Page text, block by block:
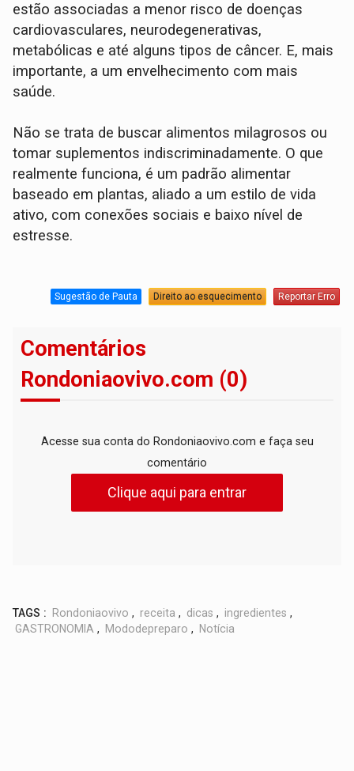
estão associadas a menor risco de doenças
cardiovasculares, neurodegenerativas,
metabólicas e até alguns tipos de câncer. E, mais
importante, a um envelhecimento com mais
saúde.
Não se trata de buscar alimentos milagrosos ou
tomar suplementos indiscriminadamente. O que
realmente funciona, é um padrão alimentar
baseado em plantas, aliado a um estilo de vida
ativo, com conexões sociais e baixo nível de
estresse.
Sugestão de Pauta Direito ao esquecimento Reportar Erro
Comentários
Rondoniaovivo.com (0)
Acesse sua conta do Rondoniaovivo.com e faça seu
comentário
Clique aqui para entrar
TAGS : Rondoniaovivo , receita , dicas , ingredientes ,
GASTRONOMIA , Mododepreparo , Notícia